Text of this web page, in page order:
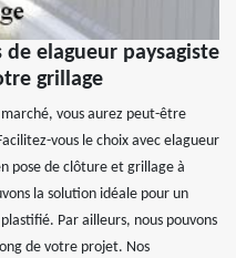
elagueur paysagiste
grillage
vous aurez peut-être
vous le choix avec elagueur
pose de clôture et grillage à
la solution idéale pour un
Par ailleurs, nous pouvons
de votre projet. Nos